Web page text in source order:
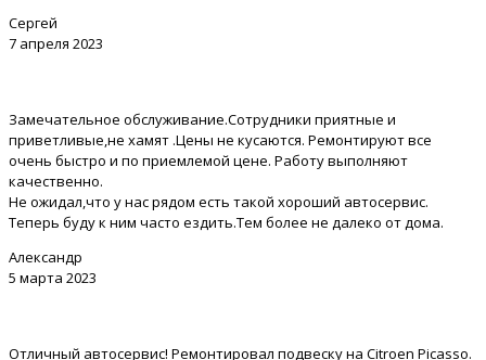
Сергей
7 апреля 2023
Замечательное обслуживание.Сотрудники приятные и
приветливые,не хамят .Цены не кусаются. Ремонтируют все
очень быстро и по приемлемой цене. Работу выполняют
качественно.
Не ожидал,что у нас рядом есть такой хороший автосервис.
Теперь буду к ним часто ездить.Тем более не далеко от дома.
Александр
5 марта 2023
Отличный автосервис! Ремонтировал подвеску на Citroen Picasso.